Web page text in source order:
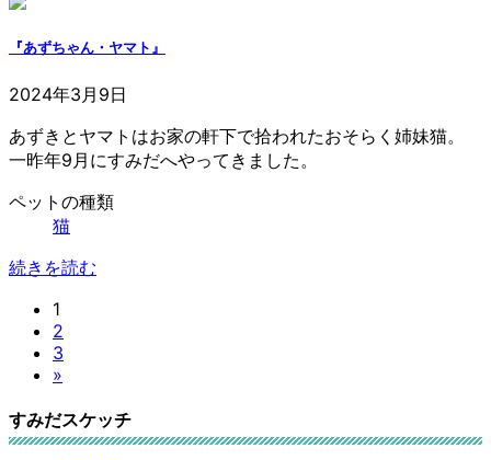
『あずちゃん・ヤマト』
2024年3月9日
あずきとヤマトはお家の軒下で拾われたおそらく姉妹猫。
一昨年9月にすみだへやってきました。
ペットの種類
猫
続きを読む
稿
ペ
ー
ジ
送
り
固
定
ペ
ー
1
固
定
ペ
ジ
2
固
定
ー
ジ
3
»
すみだスケッチ